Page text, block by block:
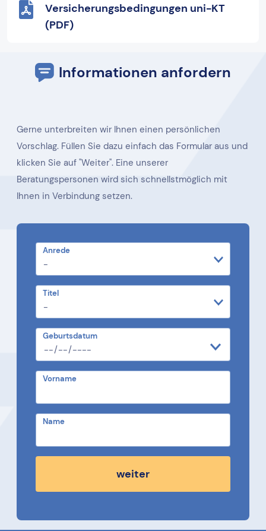
Versicherungsbedingungen uni-KT
(PDF)
Informationen anfordern
Gerne unterbreiten wir Ihnen einen persönlichen
Vorschlag. Füllen Sie dazu einfach das Formular aus und
klicken Sie auf "Weiter". Eine unserer
Beratungspersonen wird sich schnellstmöglich mit
Ihnen in Verbindung setzen.
Anrede
Titel
Geburtsdatum
Vorname
Name
weiter